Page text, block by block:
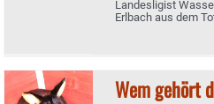
Landesligist
Erlbach aus dem
Wem gehört